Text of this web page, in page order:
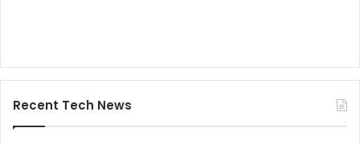
Recent Tech News